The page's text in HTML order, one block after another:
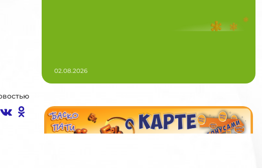
02.08.2026